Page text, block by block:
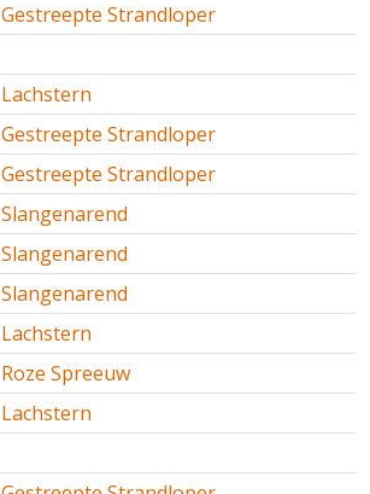
Gestreepte Strandloper
Lachstern
Gestreepte Strandloper
Gestreepte Strandloper
Slangenarend
Slangenarend
Slangenarend
Lachstern
Roze Spreeuw
Lachstern